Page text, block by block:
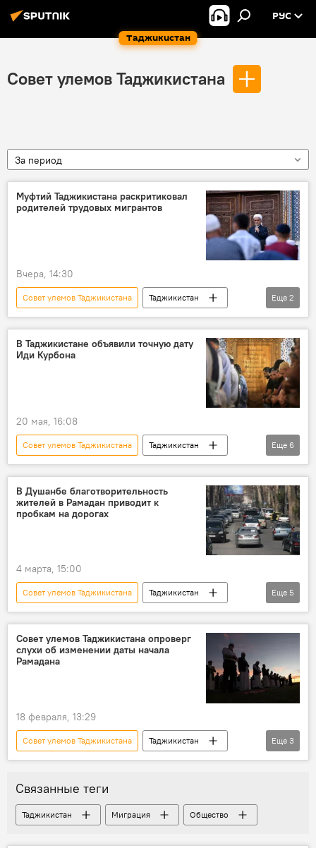
Таджикистан
РУС
Совет улемов Таджикистана
За период
Муфтий Таджикистана раскритиковал
родителей трудовых мигрантов
Вчера, 14:30
Совет улемов Таджикистана
Таджикистан
Общество
Миграция
Еще 2
В Таджикистане объявили точную дату
Иди Курбона
20 мая, 16:08
Совет улемов Таджикистана
Таджикистан
Общество
Религия
Комитет по делам религии Таджикистана
мусульманство
Какой сегодня праздник: календарь важных дат 2026
Еще 6
В Душанбе благотворительность
жителей в Рамадан приводит к
пробкам на дорогах
4 марта, 15:00
Совет улемов Таджикистана
Таджикистан
Священный месяц Рамадан - 2026
Религия
мусульманство
Новости Душанбе
Транспорт
Еще 5
Совет улемов Таджикистана опроверг
слухи об изменении даты начала
Рамадана
18 февраля, 13:29
Совет улемов Таджикистана
Таджикистан
Религия
мусульманство
Еще 3
Связанные теги
Таджикистан Миграция Общество